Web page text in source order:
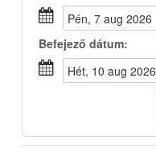
pén, 7 aug 2026
Befejező dátum:
hét, 10 aug 2026